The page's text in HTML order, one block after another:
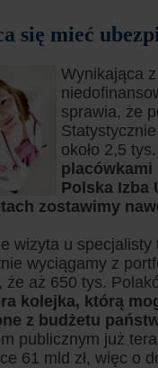
się mieć
Wynikająca z
sprawia, że
około 2,5
placówkami
Polska Izba
zostawimy
wizyta u specjalisty
wyciągamy z
że aż 650 tys.
kolejka, którą
z budżetu
publicznym już
61 mld zł, więc o